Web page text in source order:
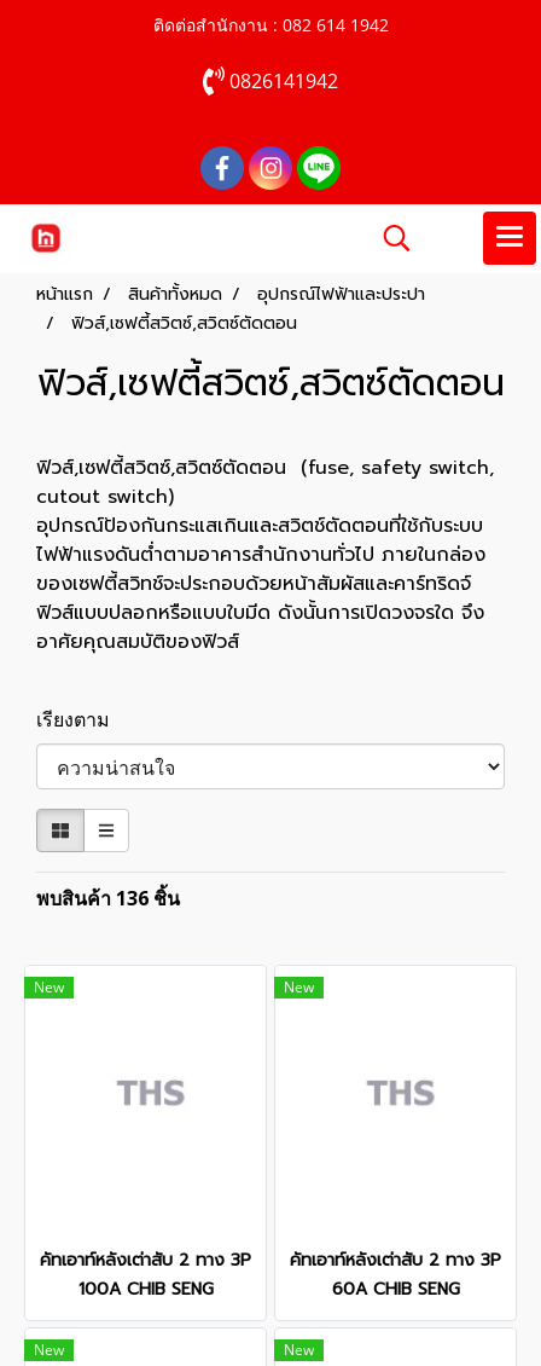
ติดต่อสำนักงาน : 082 614 1942
0826141942
หน้าแรก สินค้าทั้งหมด
อุปกรณ์ไฟฟ้าและประปา
ฟิวส์,เซฟตี้สวิตซ์,สวิตซ์ตัดตอน
ฟิวส์,เซฟตี้สวิตซ์,สวิตซ์ตัดตอน
ฟิวส์,เซฟตี้สวิตซ์,สวิตซ์ตัดตอน (fuse, safety switch,
cutout switch)
อุปกรณ์ป้องกันกระแสเกินและสวิตช์ตัดตอนที่ใช้กับระบบ
ไฟฟ้าแรงดันต่ำตามอาคารสำนักงานทั่วไป ภายในกล่อง
ของเซฟตี้สวิทช์จะประกอบด้วยหน้าสัมผัสและคาร์ทริดจ์
ฟิวส์แบบปลอกหรือแบบใบมีด ดังนั้นการเปิดวงจรใด จึง
อาศัยคุณสมบัติของฟิวส์
เรียงตาม
พบสินค้า 136 ชิ้น
New
คัทเอาท์หลังเต่าสับ 2 ทาง 3P
100A CHIB SENG
New
คัทเอาท์หลังเต่าสับ 2 ทาง 3P
60A CHIB SENG
New New